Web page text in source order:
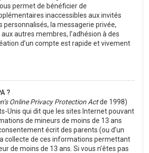
permet de bénéficier de
inaccessibles aux invités
personnalisés, la messagerie privée,
aux autres membres, l’adhésion à des
d’un compte est rapide et vivement
?
Online Privacy Protection Actde 1998)
Unis qui dit que les sites Internet pouvant
de mineurs de moins de 13 ans
écrit des parents (ou d’un
collecte de ces informations permettant
de moins de 13 ans. Si vous n’êtes pas